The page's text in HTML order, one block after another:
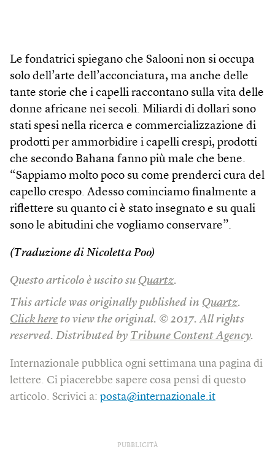
Le fondatrici spiegano che Salooni non si occupa
solo dell’arte dell’acconciatura, ma anche delle
tante storie che i capelli raccontano sulla vita delle
donne africane nei secoli. Miliardi di dollari sono
stati spesi nella ricerca e commercializzazione di
prodotti per ammorbidire i capelli crespi, prodotti
che secondo Bahana fanno più male che bene.
“Sappiamo molto poco su come prenderci cura del
capello crespo. Adesso cominciamo finalmente a
riflettere su quanto ci è stato insegnato e su quali
sono le abitudini che vogliamo conservare”.
(Traduzione di Nicoletta Poo)
Questo articolo è uscito su Quartz.
This article was originally published in Quartz.
Click here to view the original. © 2017. All rights
reserved. Distributed by Tribune Content Agency.
Internazionale pubblica ogni settimana una pagina di
lettere. Ci piacerebbe sapere cosa pensi di questo
articolo. Scrivici a: posta@internazionale.it
PUBBLICITÀ